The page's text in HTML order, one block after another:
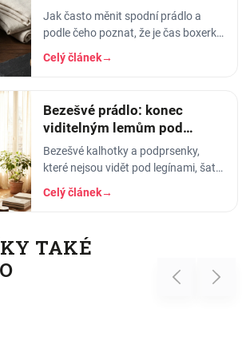
životnost prádla
Jak často měnit spodní prádlo a
podle čeho poznat, že je čas boxerky
vyhodit? Hygiena, životnost podle
materiálu a signály opotřebení.
Celý článek→
Bezešvé prádlo: konec
viditelným lemům pod
přiléhavým oblečením
Bezešvé kalhotky a podprsenky,
které nejsou vidět pod legínami, šaty
ani halenkou. Jak fungují, z čeho
jsou a pro koho jsou ideální.
Celý článek→
TAKÉ
Previous Next